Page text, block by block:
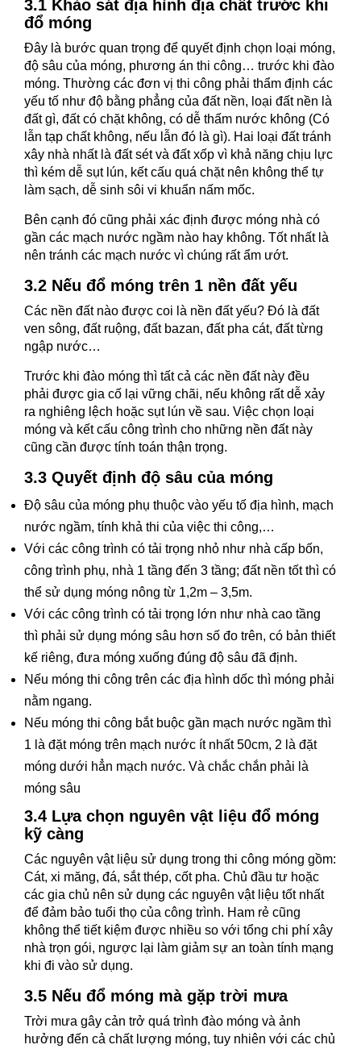
3.1 Khảo sát địa hình địa chất trước khi
đổ móng
Đây là bước quan trọng để quyết định chọn loại móng,
độ sâu của móng, phương án thi công… trước khi đào
móng. Thường các đơn vị thi công phải thẩm định các
yếu tố như độ bằng phẳng của đất nền, loại đất nền là
đất gì, đất có chặt không, có dễ thấm nước không (Có
lẫn tạp chất không, nếu lẫn đó là gì). Hai loại đất tránh
xây nhà nhất là đất sét và đất xốp vì khả năng chịu lực
thì kém dễ sụt lún, kết cấu quá chặt nên không thể tự
làm sạch, dễ sinh sôi vi khuẩn nấm mốc.
Bên cạnh đó cũng phải xác định được móng nhà có
gần các mạch nước ngầm nào hay không. Tốt nhất là
nên tránh các mạch nước vì chúng rất ẩm ướt.
3.2 Nếu đổ móng trên 1 nền đất yếu
Các nền đất nào được coi là nền đất yếu? Đó là đất
ven sông, đất ruộng, đất bazan, đất pha cát, đất từng
ngập nước…
Trước khi đào móng thì tất cả các nền đất này đều
phải được gia cố lại vững chãi, nếu không rất dễ xảy
ra nghiêng lệch hoặc sụt lún về sau. Việc chọn loại
móng và kết cấu công trình cho những nền đất này
cũng cần được tính toán thận trọng.
3.3 Quyết định độ sâu của móng
Độ sâu của móng phụ thuộc vào yếu tố địa hình, mạch
nước ngầm, tính khả thi của việc thi công,…
Với các công trình có tải trọng nhỏ như nhà cấp bốn,
công trình phụ, nhà 1 tầng đến 3 tầng; đất nền tốt thì có
thể sử dụng móng nông từ 1,2m – 3,5m.
Với các công trình có tải trọng lớn như nhà cao tầng
thì phải sử dụng móng sâu hơn số đo trên, có bản thiết
kế riêng, đưa móng xuống đúng độ sâu đã định.
Nếu móng thi công trên các địa hình dốc thì móng phải
nằm ngang.
Nếu móng thi công bắt buộc gần mạch nước ngầm thì
1 là đặt móng trên mạch nước ít nhất 50cm, 2 là đặt
móng dưới hẳn mạch nước. Và chắc chắn phải là
móng sâu
3.4 Lựa chọn nguyên vật liệu đổ móng
kỹ càng
Các nguyên vật liệu sử dụng trong thi công móng gồm:
Cát, xi măng, đá, sắt thép, cốt pha. Chủ đầu tư hoặc
các gia chủ nên sử dụng các nguyên vật liệu tốt nhất
để đảm bảo tuổi thọ của công trình. Ham rẻ cũng
không thể tiết kiệm được nhiều so với tổng chi phí xây
nhà trọn gói, ngược lại làm giảm sự an toàn tính mạng
khi đi vào sử dụng.
3.5 Nếu đổ móng mà gặp trời mưa
Trời mưa gây cản trở quá trình đào móng và ảnh
hưởng đến cả chất lượng móng, tuy nhiên với các chủ